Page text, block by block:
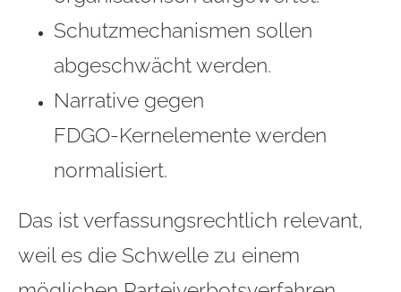
Schutzmechanismen sollen
abgeschwächt werden.
Narrative gegen
FDGO‑Kernelemente werden
normalisiert.
Das ist verfassungsrechtlich relevant,
weil es die Schwelle zu einem